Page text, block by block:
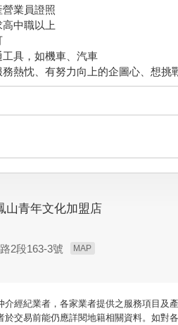
營業員證照
中職以上
工具，如機車、汽車
務熱忱、有努力向上的企圖心、想挑
山青年文化加盟店
2段163-3號
MAP
介經紀業者，各家業者提供之服務項目
於交易前能仍應詳閱地籍相關資料。如對